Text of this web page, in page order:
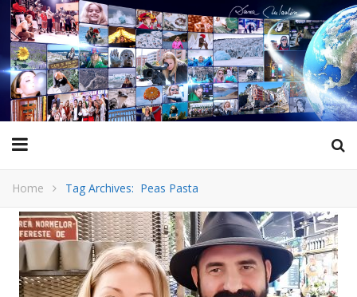
Home Tag Archives: Peas Pasta